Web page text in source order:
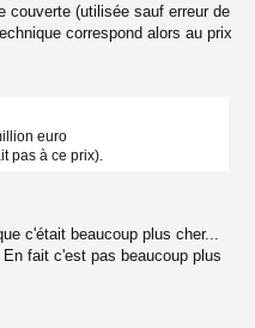
couverte (utilisée sauf erreur de
correspond alors au prix
euro
pas à ce prix).
c'était beaucoup plus cher...
fait c'est pas beaucoup plus